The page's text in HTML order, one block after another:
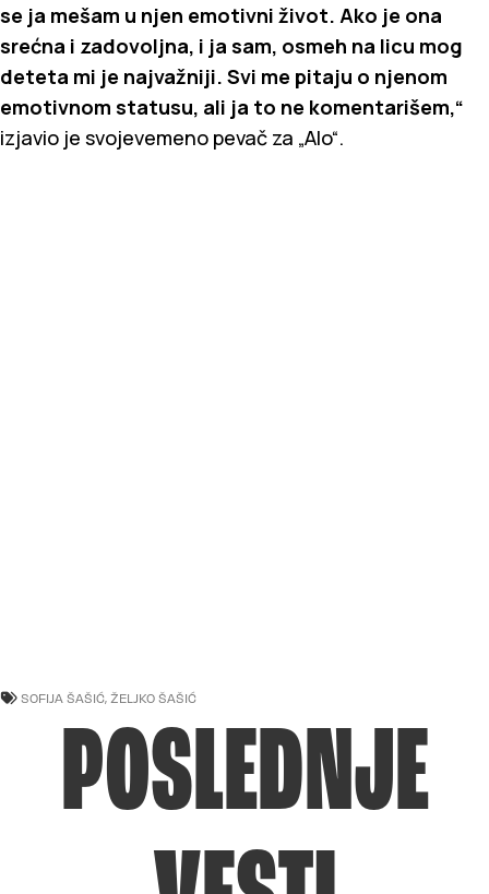
se ja mešam u njen emotivni život. Ako je ona
srećna i zadovoljna, i ja sam, osmeh na licu mog
deteta mi je najvažniji. Svi me pitaju o njenom
emotivnom statusu, ali ja to ne komentarišem,“
izjavio je svojevemeno pevač za „Alo“.
SOFIJA ŠAŠIĆ, ŽELJKO ŠAŠIĆ
POSLEDNJE